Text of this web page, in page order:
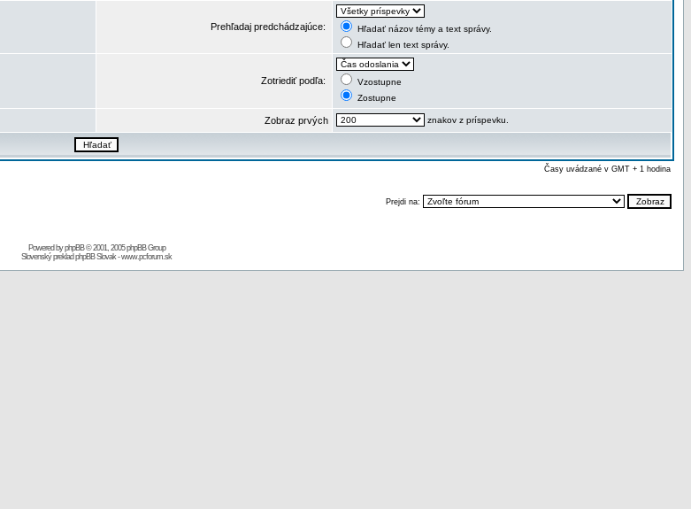
Prehľadaj predchádzajúce:
Hľadať názov témy a text správy.
Hľadať len text správy.
Zotriediť podľa:
Vzostupne
Zostupne
Zobraz prvých znakov z príspevku.
Časy uvádzané v GMT + 1 hodina
Prejdi na:
Powered byphpBB© 2001, 2005 phpBB Group
Slovenský preklad phpBB Slovak-www.pcforum.sk